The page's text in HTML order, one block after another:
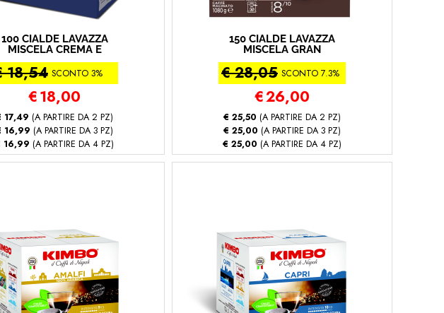
100 CIALDE LAVAZZA
MISCELA CREMA E
CLASSICO (100 -
e Gusto Classico)
18,54 SCONTO 3%
€18,00
17,49 (A PARTIRE DA 2 PZ)
16,99 (A PARTIRE DA 3 PZ)
16,99 (A PARTIRE DA 4 PZ)
150 CIALDE LAVAZZA
MISCELA GRAN
ESPRESSO CLASSICO
(150 - Gran Espresso
Classico)
€ 28,05 SCONTO 7.3%
€26,00
€ 25,50 (A PARTIRE DA 2 PZ)
€ 25,00 (A PARTIRE DA 3 PZ)
€ 25,00 (A PARTIRE DA 4 PZ)